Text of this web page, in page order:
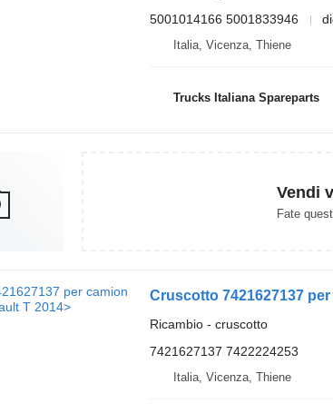
5001014166 5001833946
Italia, Vicenza, Thiene
Trucks Italiana Spareparts
Vendi
Fate
Cruscotto 7421627137
Ricambio - cruscotto
7421627137 7422224253
Italia, Vicenza, Thiene